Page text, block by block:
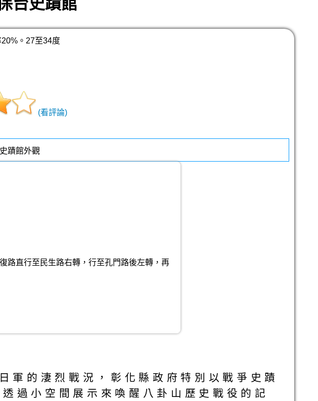
。27至34度
(看評論)
路直行至民生路右轉，行至孔門路後左轉，再
的淒烈戰況，彰化縣政府特別以戰爭史蹟
過小空間展示來喚醒八卦山歷史戰役的記